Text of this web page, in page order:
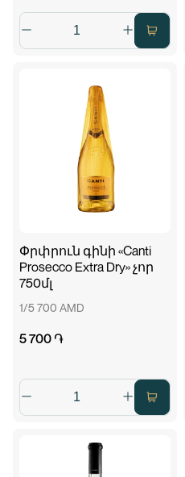
Փրփրուն գինի «Canti
Prosecco Extra Dry» չոր
750մլ
1/5 700 AMD
5 700 ֏